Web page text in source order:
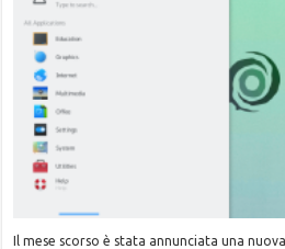
Il mese scorso è stata annunciata una